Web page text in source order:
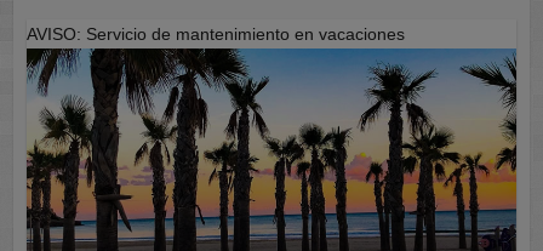
AVISO: Servicio de mantenimiento en vacaciones